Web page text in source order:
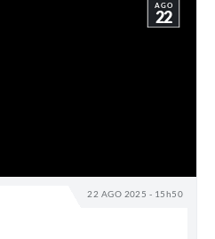
22 AGO 2025 - 15h50
AGO
22